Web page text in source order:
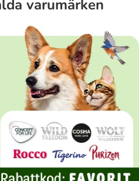
varumärken